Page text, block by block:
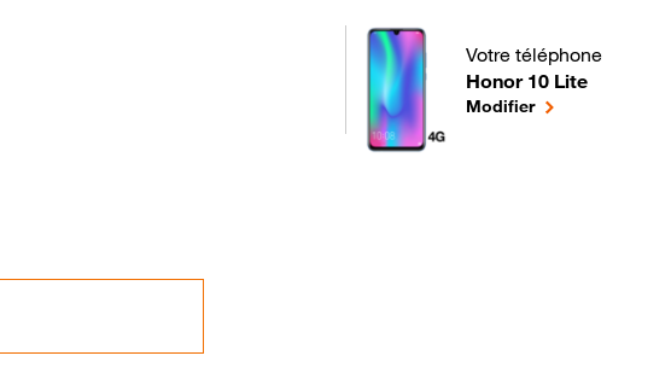
11 étapes difficultéVotre téléphone
Honor 10 Lite
pour votre Honor 10 Lite
Modifierle téléphone